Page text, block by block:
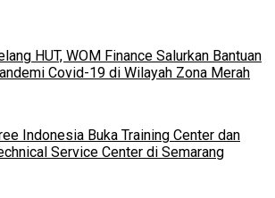
HUT, WOM Finance Salurkan Bantuan
Covid-19 di Wilayah Zona Merah
Indonesia Buka Training Center dan
Service Center di Semarang